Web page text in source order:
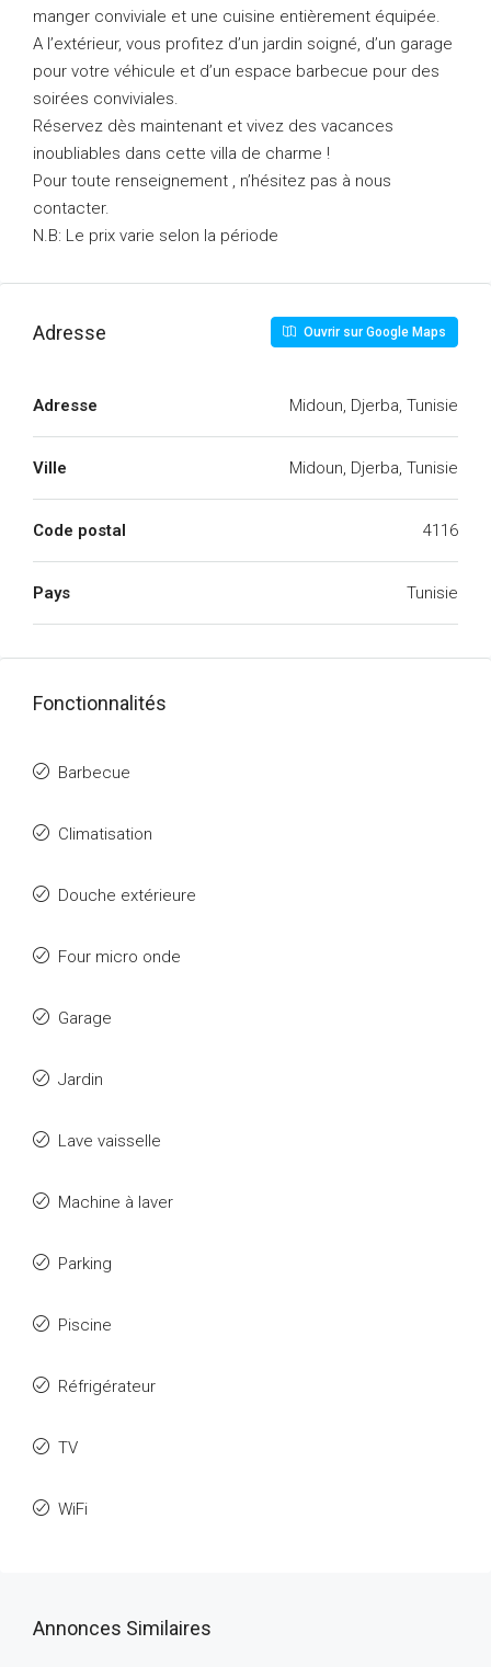
manger conviviale et une cuisine entièrement équipée.
A l’extérieur, vous profitez d’un jardin soigné, d’un garage
pour votre véhicule et d’un espace barbecue pour des
soirées conviviales.
Réservez dès maintenant et vivez des vacances
inoubliables dans cette villa de charme !
Pour toute renseignement , n’hésitez pas à nous
contacter.
N.B: Le prix varie selon la période
Adresse Ouvrir sur Google Maps
Adresse Midoun, Djerba, Tunisie
Ville Midoun, Djerba, Tunisie
Code postal 4116
Pays Tunisie
Fonctionnalités
Barbecue
Climatisation
Douche extérieure
Four micro onde
Garage
Jardin
Lave vaisselle
Machine à laver
Parking
Piscine
Réfrigérateur
TV
WiFi
Annonces Similaires